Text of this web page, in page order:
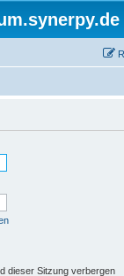
dieser Sitzung verbergen